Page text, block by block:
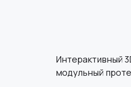
Интерактивный
модульный